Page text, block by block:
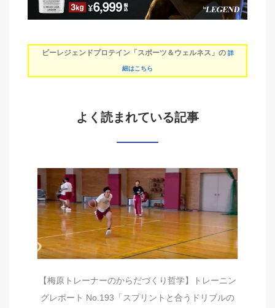
ビーレジェンドプロテイン「スポーツ＆ウェルネス」の 詳
細はこちら
よく読まれている記事
【梅原トレーナーのからだづくり哲学】トレーニン
グレポート No.193「スプリントと合うドリブルの